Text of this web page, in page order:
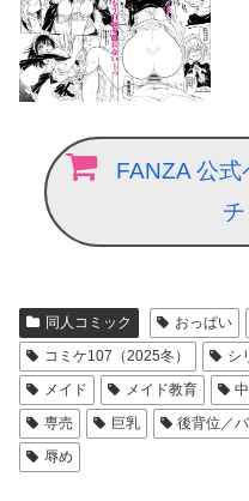
FANZA 公
同人コミック おっぱい
コミケ107（2025冬）
シ
メイド
メイド教育
専売
巨乳 後背位／
辱め